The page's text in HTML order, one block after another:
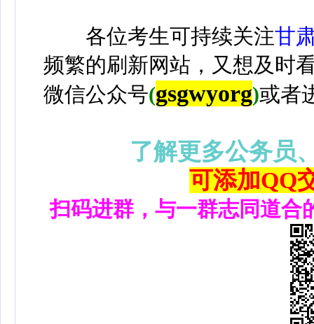
各位考生可持续关注甘
频繁的刷新网站，又想及时
微信公众号(gsgwyorg)或者
了解更多公务员
可添加QQ
扫码进群，与一群志同道合